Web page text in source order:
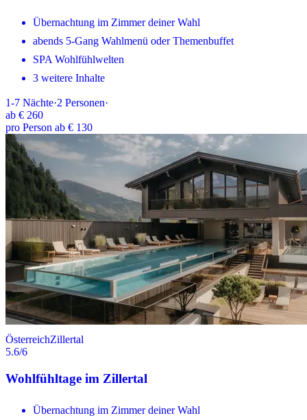
Übernachtung im Zimmer deiner Wahl
abends 5-Gang Wahlmenü oder Themenbuffet
SPA Wohlfühlwelten
3 weitere Inhalte
1-7 Nächte·2 Personen·
ab € 260
pro Person ab € 130
ÖsterreichZillertal
5.6/6
Wohlfühltage im Zillertal
Übernachtung im Zimmer deiner Wahl